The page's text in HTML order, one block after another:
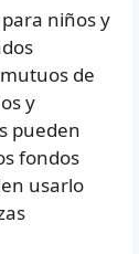
niños y
de
y
pueden
fondos
usarlo